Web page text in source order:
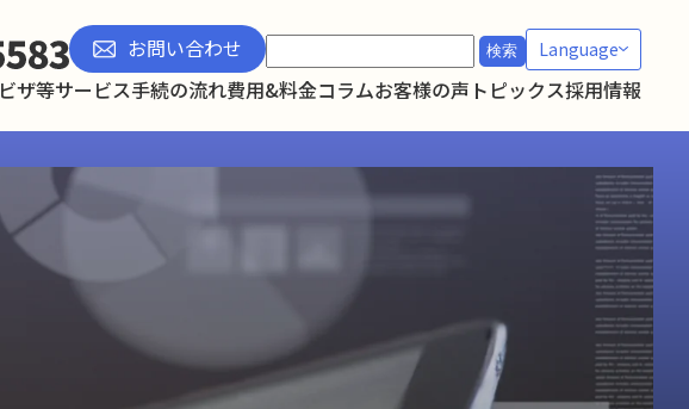
お問い合わせ
検
索:
Language
ビザ等サービス手続の流れ費用&料金コラムお客様の声 トピックス採用情報